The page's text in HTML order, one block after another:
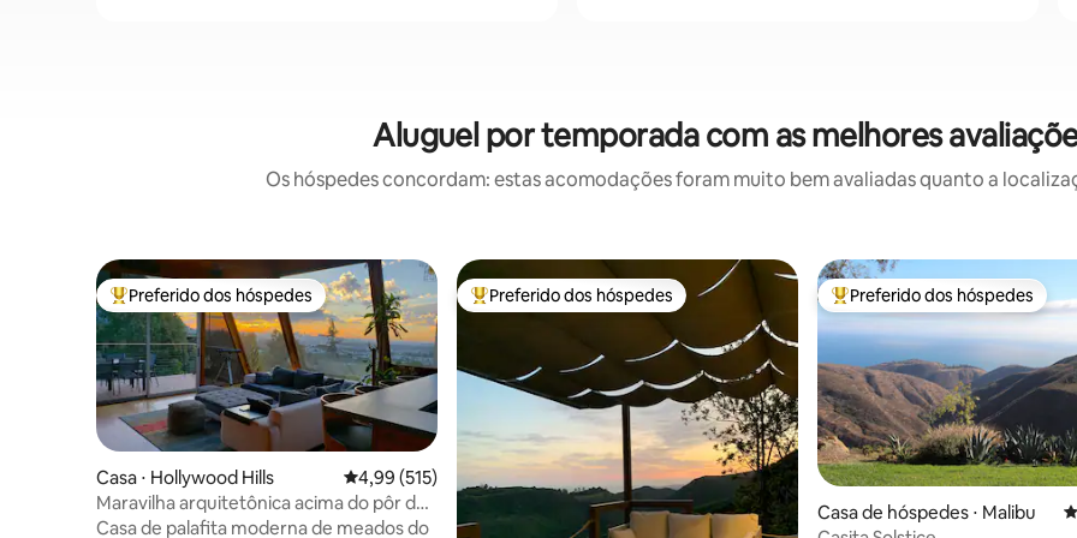
Aluguel por temporada com as melhores
Os hóspedes concordam: estas acomodações foram muito bem avaliadas quanto a
Entre os melhores preferidos dos hóspedes
Preferido dos hóspedes
Casa ⋅ Hollywood Hills 4,99 de uma avaliação média de 5, 515 avaliações
4,99 (515)
Maravilha arquitetônica acima do pôr do
sol em WeHo com vista incrível
Casa de palafita moderna de meados do
Entre os melhores preferidos dos hóspedes
Preferido dos hóspedes Entre os melhores preferidos
Preferido dos hóspedes
Casa de hóspedes ⋅ Malibu